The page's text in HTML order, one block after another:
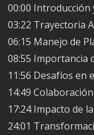
00:00 Introducción
03:22 Trayectoria
06:15 Manejo de
08:55 Importancia
11:56 Desafíos en
14:49
17:24 Impacto de
24:01